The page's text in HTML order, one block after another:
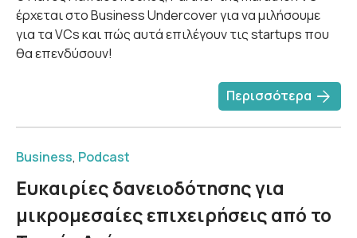
έρχεται στο Business Undercover για να μιλήσουμε
για τα VCs και πώς αυτά επιλέγουν τις startups που
θα επενδύσουν!
Περισσότερα arrow_forward
Business, Podcast
Ευκαιρίες δανειοδότησης για
μικρομεσαίες επιχειρήσεις από το